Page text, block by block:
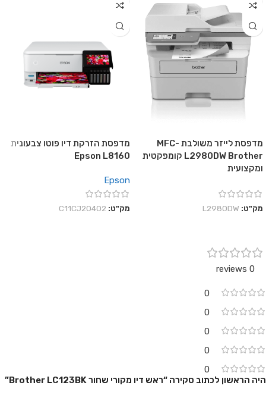
מדפסת לייזר משולבת MFC-
L2980DW Brother קומפקטית
ומקצועית
מק"ט: L2980DW
מדפסת הזרקת דיו פוטו צבעונית
Epson L8160
Epson
מק"ט: C11CJ20402
0 reviews
0
0
0
0
0
היה הראשון לכתוב סקירה “ראש דיו מקורי שחור Brother LC123BK”